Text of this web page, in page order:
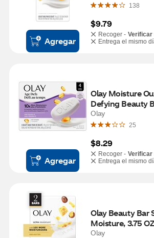
Agregar
138
$9.79
Recoger - Verificar
Entrega el mismo
Agregar
Olay Moisture
Defying Beauty
B3 Complex, 3.17
Olay
25
$8.29
Recoger - Verificar
Entrega el mismo
Olay Beauty Bar
Moisture, 3.75
Olay